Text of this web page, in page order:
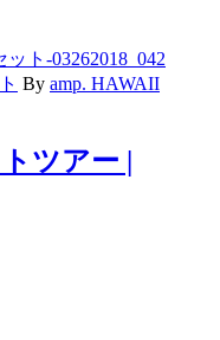
By amp. HAWAII
ツアー |